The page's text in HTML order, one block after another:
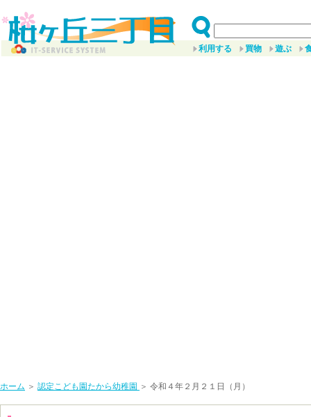
利用する 買物 遊ぶ
ホーム ＞ 認定こども園たから幼稚園 ＞ 令和４年２月２１日（月）